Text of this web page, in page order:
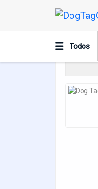
Todos
Dog Tag